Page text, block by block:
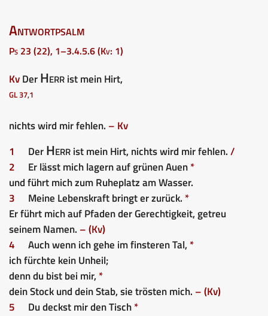
Antwortpsalm
Ps 23 (22), 1–3.4.5.6 (Kv: 1)
KvDerHerrist mein Hirt,
GL 37,1
nichts wird mir fehlen. – Kv
1
DerHerrist mein Hirt, nichts wird mir fehlen./
2
Er lässt mich lagern auf grünen Auen*
und führt mich zum Ruheplatz am Wasser.
3
Meine Lebenskraft bringt er zurück. *
Er führt mich auf Pfaden der Gerechtigkeit, getreu
seinem Namen. – (Kv)
4
Auch wenn ich gehe im finsteren Tal, *
ich fürchte kein Unheil;
denn du bist bei mir, *
dein Stock und dein Stab, sie trösten mich. – (Kv)
5
Du deckst mir den Tisch*